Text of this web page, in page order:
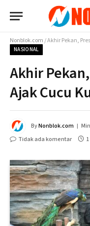
Nonblok.com/Akhir Pekan,
NASIONAL
Akhir
Ajak Cucu
ByNonblok.com
Tidak ada komentar